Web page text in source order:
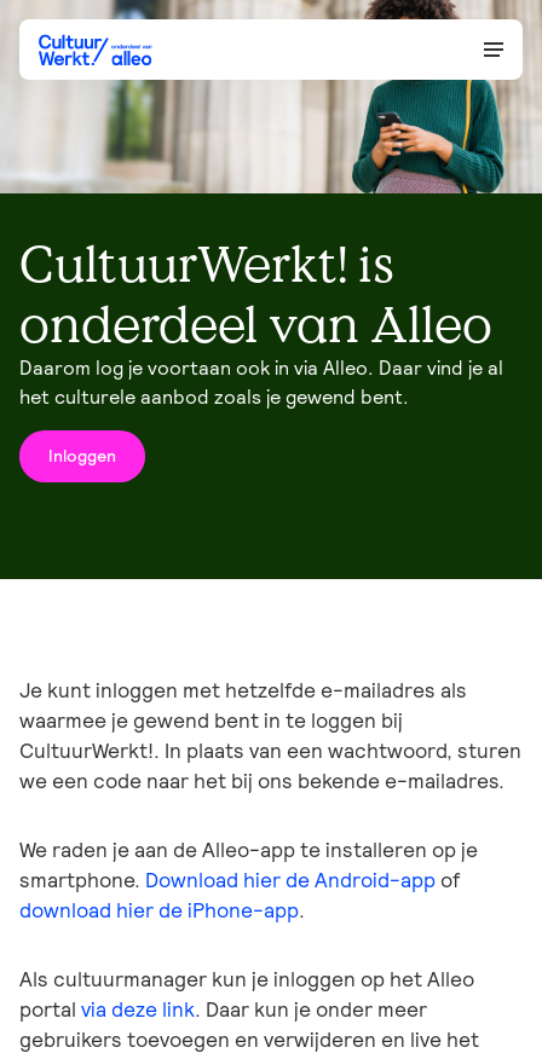
CultuurWerkt! is
onderdeel van Alleo
Daarom log je voortaan ook in via Alleo. Daar vind je al
het culturele aanbod zoals je gewend bent.
Inloggen
Je kunt inloggen met hetzelfde e-mailadres als
waarmee je gewend bent in te loggen bij
CultuurWerkt!. In plaats van een wachtwoord, sturen
we een code naar het bij ons bekende e-mailadres.
We raden je aan de Alleo-app te installeren op je
smartphone. Download hier de Android-app of
download hier de iPhone-app.
Als cultuurmanager kun je inloggen op het Alleo
portal via deze link. Daar kun je onder meer
gebruikers toevoegen en verwijderen en live het